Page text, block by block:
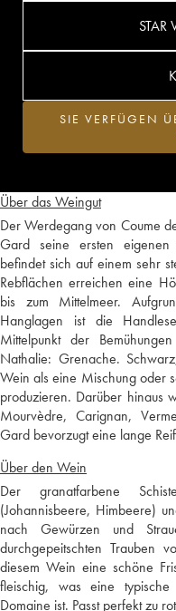
Über das Weingut
Der Werdegang von Coume
Gard seine ersten eigenen
befindet sich auf einem sehr
Rebflächen erreichen eine
bis zum Mittelmeer.
Hanglagen ist die
Mittelpunkt der
Nathalie: Grenache.
Wein als eine Mischung oder
produzieren. Darüber hinaus
Mourvèdre, Carignan,
Gard bevorzugt eine lange
Über den Wein
Der granatfarbene
(Johannisbeere, Himbeere)
nach Gewürzen und
durchgepeitschten Trauben
diesem Wein eine schöne
fleischig, was eine typische
Domaine ist. Passt perfekt zu
SIE VERFÜGEN